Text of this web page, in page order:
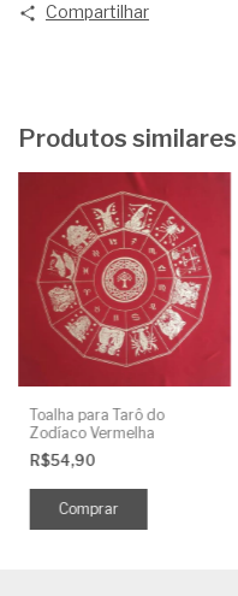
Compartilhar
Produtos similares
Toalha para Tarô do
Zodíaco Vermelha
R$54,90